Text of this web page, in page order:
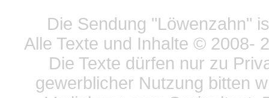
Die Sendung "Löwenzahn"
Alle Texte und Inhalte © 2008-
Die Texte dürfen nur zu
gewerblicher Nutzung bitten